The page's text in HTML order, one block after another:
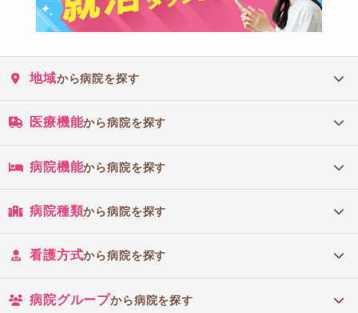
地域から病院を探す
医療機能から病院を探す
病院機能から病院を探す
病院種類から病院を探す
看護方式から病院を探す
病院グループから病院を探す